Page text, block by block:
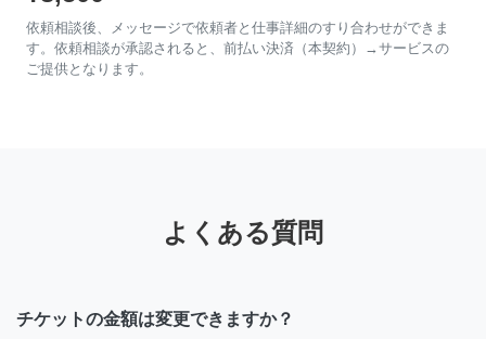
依頼相談後、メッセージで依頼者と仕事詳細のすり合わせができま
す。依頼相談が承認されると、前払い決済（本契約）→サービスの
ご提供となります。
よくある質問
チケットの金額は変更できますか？